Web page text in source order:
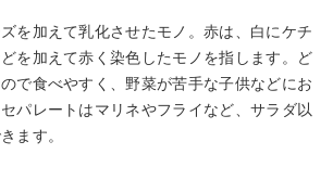
を加えて乳化させたモノ。赤は、白にケチ
を加えて赤く染色したモノを指します。ど
で食べやすく、野菜が苦手な子供などにお
パレートはマリネやフライなど、サラダ以
ます。